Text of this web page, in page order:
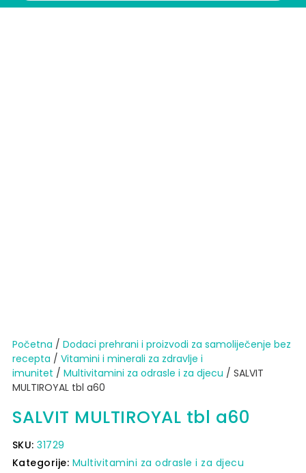
Početna / Dodaci prehrani i proizvodi za samoliječenje bez
recepta / Vitamini i minerali za zdravlje i
imunitet / Multivitamini za odrasle i za djecu / SALVIT
MULTIROYAL tbl a60
SALVIT MULTIROYAL tbl a60
SKU:31729
Kategorije: Multivitamini za odrasle i za djecu